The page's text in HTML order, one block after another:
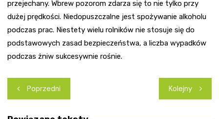
przejechany. Wbrew pozorom zdarza się to nie tylko przy
dużej prędkości. Niedopuszczalne jest spożywanie alkoholu
podczas prac. Niestety wielu rolników nie stosuje się do
podstawowych zasad bezpieczeństwa, a liczba wypadków
podczas żniw sukcesywnie rośnie.
Nawigacja
wpisu
Poprzedni Kolejny